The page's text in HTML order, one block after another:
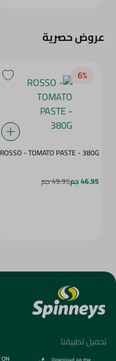
عروض حصرية
6‎%‎
ROSSO - TOMATO PASTE - 380G
46.95 جم 49.95 جم
تحميل تطبيقنا